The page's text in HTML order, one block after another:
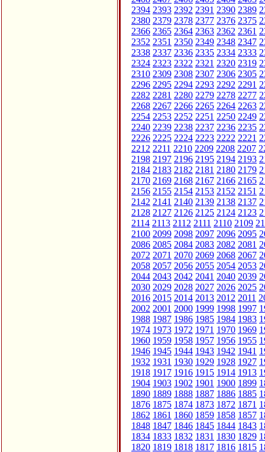
2394 2393 2392 2391 2390 2389
2380 2379 2378 2377 2376 2375
2366 2365 2364 2363 2362 2361
2352 2351 2350 2349 2348 2347
2338 2337 2336 2335 2334 2333
2324 2323 2322 2321 2320 2319
2310 2309 2308 2307 2306 2305
2296 2295 2294 2293 2292 2291
2282 2281 2280 2279 2278 2277
2268 2267 2266 2265 2264 2263
2254 2253 2252 2251 2250 2249
2240 2239 2238 2237 2236 2235
2226 2225 2224 2223 2222 2221
2212 2211 2210 2209 2208 2207
2198 2197 2196 2195 2194 2193
2184 2183 2182 2181 2180 2179
2170 2169 2168 2167 2166 2165
2156 2155 2154 2153 2152 2151
2142 2141 2140 2139 2138 2137
2128 2127 2126 2125 2124 2123
2114 2113 2112 2111 2110 2109
2100 2099 2098 2097 2096 2095
2086 2085 2084 2083 2082 2081
2072 2071 2070 2069 2068 2067
2058 2057 2056 2055 2054 2053
2044 2043 2042 2041 2040 2039
2030 2029 2028 2027 2026 2025
2016 2015 2014 2013 2012 2011
2002 2001 2000 1999 1998 1997
1988 1987 1986 1985 1984 1983
1974 1973 1972 1971 1970 1969
1960 1959 1958 1957 1956 1955
1946 1945 1944 1943 1942 1941
1932 1931 1930 1929 1928 1927
1918 1917 1916 1915 1914 1913
1904 1903 1902 1901 1900 1899
1890 1889 1888 1887 1886 1885
1876 1875 1874 1873 1872 1871
1862 1861 1860 1859 1858 1857
1848 1847 1846 1845 1844 1843
1834 1833 1832 1831 1830 1829
1820 1819 1818 1817 1816 1815